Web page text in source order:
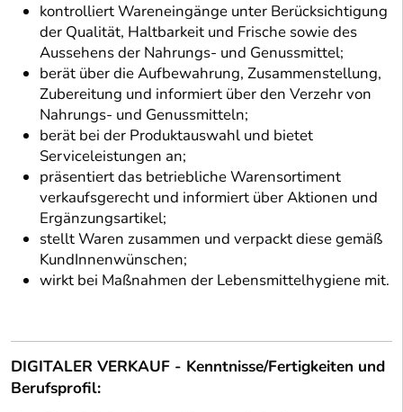
kontrolliert Wareneingänge unter Berücksichtigung
der Qualität, Haltbarkeit und Frische sowie des
Aussehens der Nahrungs- und Genussmittel;
berät über die Aufbewahrung, Zusammenstellung,
Zubereitung und informiert über den Verzehr von
Nahrungs- und Genussmitteln;
berät bei der Produktauswahl und bietet
Serviceleistungen an;
präsentiert das betriebliche Warensortiment
verkaufsgerecht und informiert über Aktionen und
Ergänzungsartikel;
stellt Waren zusammen und verpackt diese gemäß
KundInnenwünschen;
wirkt bei Maßnahmen der Lebensmittelhygiene mit.
DIGITALER VERKAUF - Kenntnisse/Fertigkeiten und
Berufsprofil: